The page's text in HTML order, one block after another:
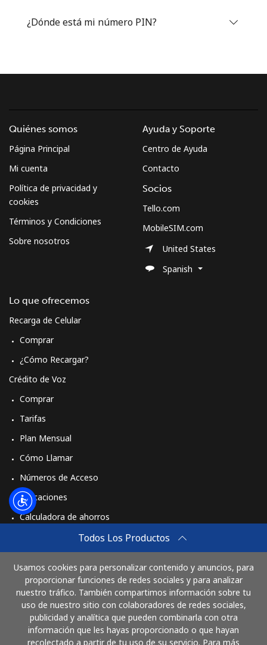
¿Dónde está mi número PIN?
Todos Los Productos
Usamos cookies para personalizar contenido y anuncios, para
proporcionar funciones de redes sociales y para analizar
nuestro tráfico. También compartimos información sobre tu
uso de nuestro sitio con colaboradores de redes sociales,
publicidad y analítica que pueden combinarla con otra
información que les hayas proporcionado o que hayan
recolectado a partir de tu uso de su servicio. Para más
Quiénes somos
Página Principal
Mi cuenta
Política de privacidad y
cookies
Términos y Condiciones
Sobre nosotros
Lo que ofrecemos
Recarga de Celular
Comprar
¿Cómo Recargar?
Crédito de Voz
Comprar
Tarifas
Plan Mensual
Cómo Llamar
Números de Acceso
Aplicaciones
Calculadora de ahorros
Comprar
Cómo funciona
Ayuda y Soporte
Centro de Ayuda
Contacto
Socios
Tello.com
MobileSIM.com
United States
Spanish
Paga con